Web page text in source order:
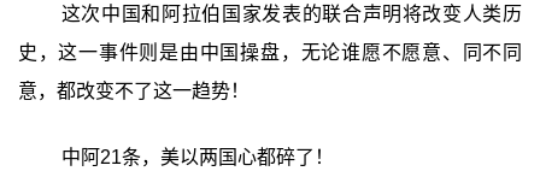
这次中国和阿拉伯国家发表的联合声明将改变人类历
史，这一事件则是由中国操盘，无论谁愿不愿意、同不同
意，都改变不了这一趋势！
中阿21条，美以两国心都碎了！